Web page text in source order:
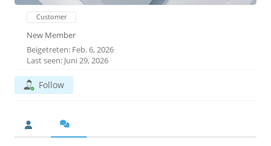
Customer
New Member
Beigetreten: Feb. 6, 2026
Last seen: Juni 29, 2026
Follow